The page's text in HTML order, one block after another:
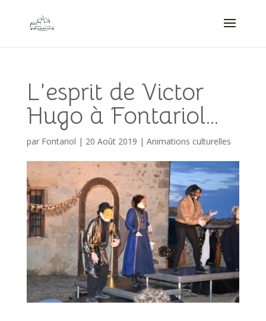
L’esprit de Victor
Hugo à Fontariol…
par Fontariol | 20 Août 2019 | Animations culturelles